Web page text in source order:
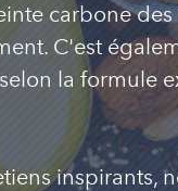
carbone
C'est
la formule
inspirants,